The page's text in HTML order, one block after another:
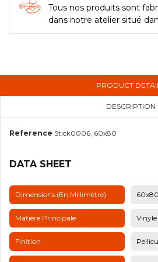
Tous nos produits sont
dans notre atelier situé
PRODUCT
DESCRIPTION
Reference Stick0006_60x80
DATA SHEET
Dimensions (en Millimètre) 60x80
Matière Principale
Finition